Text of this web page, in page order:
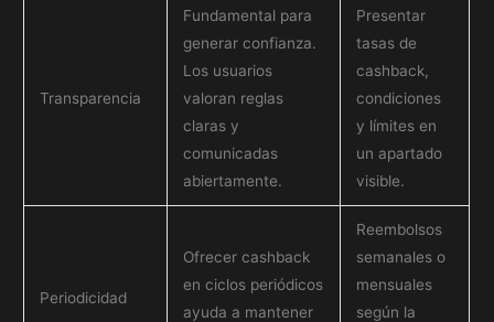
Transparencia
Fundamental para
generar confianza.
Los usuarios
valoran reglas
claras y
comunicadas
abiertamente.
Presentar
tasas de
cashback,
condiciones
y límites en
un apartado
visible.
Periodicidad
Ofrecer cashback
en ciclos periódicos
ayuda a mantener
Reembolsos
semanales o
mensuales
según la